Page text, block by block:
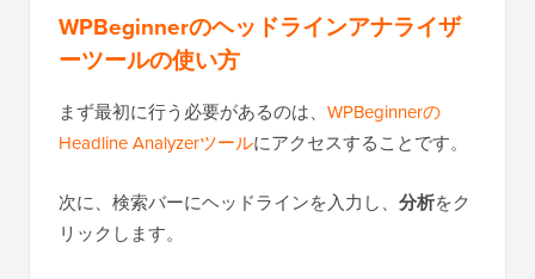
WPBeginnerのヘッドラインアナライザ
ーツールの使い方
まず最初に行う必要があるのは、 WPBeginnerの
Headline Analyzerツールにアクセスすることです。
次に、検索バーにヘッドラインを入力し、 分析をク
リックします。